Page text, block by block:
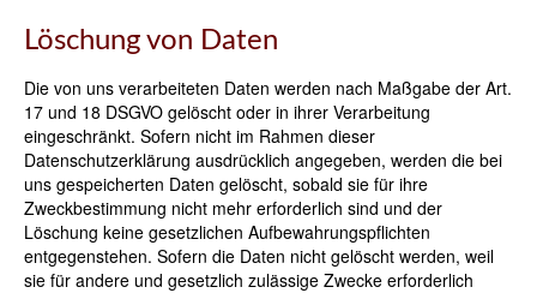
Löschung von Daten
Die von uns verarbeiteten Daten werden nach Maßgabe der Art.
17 und 18 DSGVO gelöscht oder in ihrer Verarbeitung
eingeschränkt. Sofern nicht im Rahmen dieser
Datenschutzerklärung ausdrücklich angegeben, werden die bei
uns gespeicherten Daten gelöscht, sobald sie für ihre
Zweckbestimmung nicht mehr erforderlich sind und der
Löschung keine gesetzlichen Aufbewahrungspflichten
entgegenstehen. Sofern die Daten nicht gelöscht werden, weil
sie für andere und gesetzlich zulässige Zwecke erforderlich